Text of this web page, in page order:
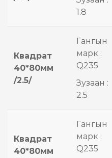
1.8
Квадрат
40*80мм
/2.5/
Гангын
марк :
Q235
Зузаан :
2.5
Квадрат
40*80мм
Гангын
марк :
Q235